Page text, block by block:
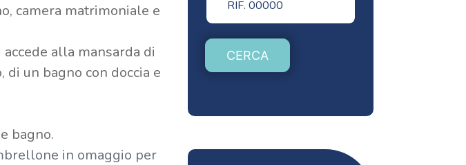
camera matrimoniale e
alla mansarda di
un bagno con doccia e
bagno.
in omaggio per
CERCA